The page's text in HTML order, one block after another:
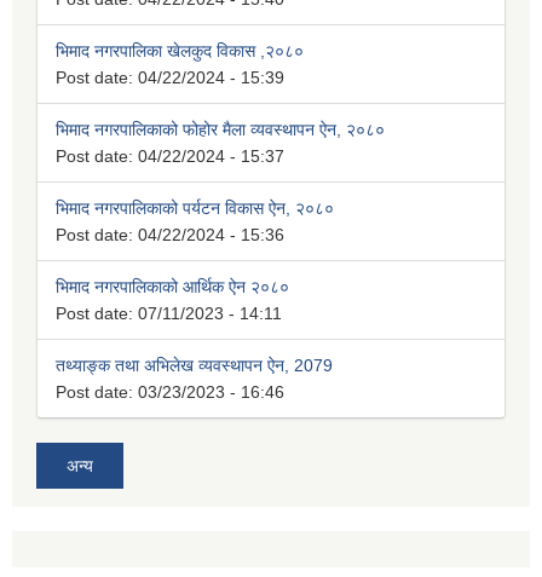
भिमाद नगरपालिका खेलकुद विकास ,२०८०
Post date: 04/22/2024 - 15:39
भिमाद नगरपालिकाको फोहोर मैला व्यवस्थापन ऐन, २०८०
Post date: 04/22/2024 - 15:37
भिमाद नगरपालिकाको पर्यटन विकास ऐन, २०८०
Post date: 04/22/2024 - 15:36
भिमाद नगरपालिकाको आर्थिक ऐन २०८०
Post date: 07/11/2023 - 14:11
तथ्याङ्क तथा अभिलेख व्यवस्थापन ऐन, 2079
Post date: 03/23/2023 - 16:46
अन्य